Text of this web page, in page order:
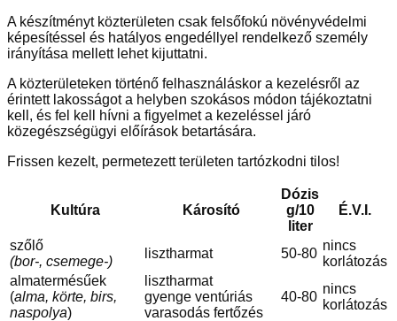
A készítményt közterületen csak felsőfokú növényvédelmi
képesítéssel és hatályos engedéllyel rendelkező személy
irányítása mellett lehet kijuttatni.
A közterületeken történő felhasználáskor a kezelésről az
érintett lakosságot a helyben szokásos módon tájékoztatni
kell, és fel kell hívni a figyelmet a kezeléssel járó
közegészségügyi előírások betartására.
Frissen kezelt, permetezett területen tartózkodni tilos!
Kultúra Károsító
Dózis
g/10
liter
É.V.I.
szőlő
(bor-, csemege-)
lisztharmat 50-80
nincs
korlátozás
almatermésűek
(alma, körte, birs,
naspolya)
lisztharmat
gyenge ventúriás
varasodás fertőzés
40-80
nincs
korlátozás